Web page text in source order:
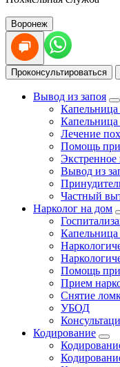
Воронеж
Проконсультироваться
Вывод из запоя
Капельница
Капельница
Лечение
Помощь при
Экстренное
Вывод из
Частный
Нарколог на дом
Капельница
Помощь при
Прием
Снятие
УБОД
Кодирование